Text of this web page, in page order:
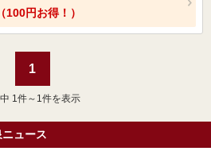
100円お得！）
1
1件～1件を表示
ュース